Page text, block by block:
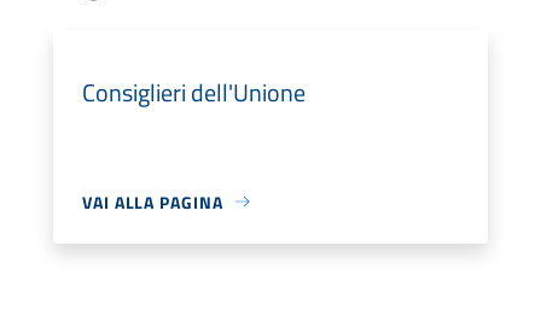
Consiglieri dell'Unione
VAI ALLA PAGINA